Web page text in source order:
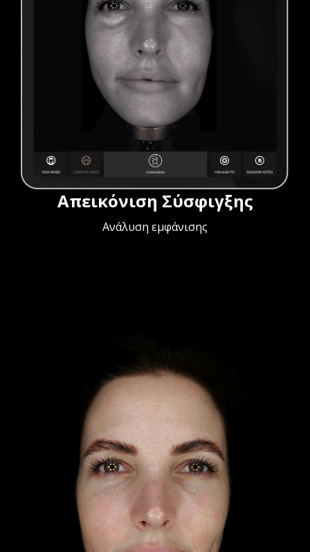
Απεικόνιση Σύσφιγξης
Ανάλυση εμφάνισης